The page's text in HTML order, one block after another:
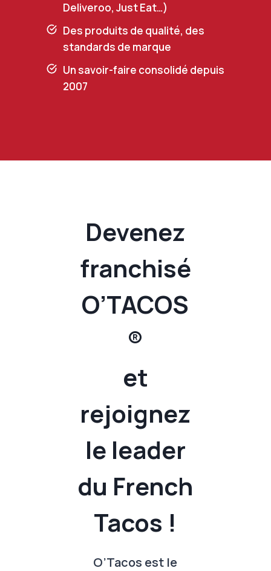
Deliveroo, Just Eat…)
Des produits de qualité, des
standards de marque
Un savoir-faire consolidé depuis
2007
Devenez
franchisé
O’TACOS
®
et
rejoignez
le leader
du French
Tacos !
O’Tacos est le